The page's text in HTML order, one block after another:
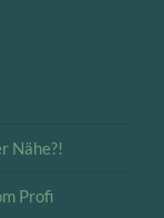
Nähe?!
Profi